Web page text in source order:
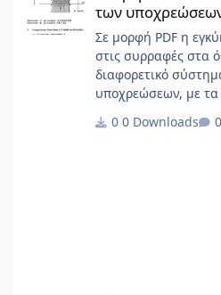
των
Σε μορφή PDF η
στις συρραφές στα
διαφορετικό
υποχρεώσεων, με
0 Downloads